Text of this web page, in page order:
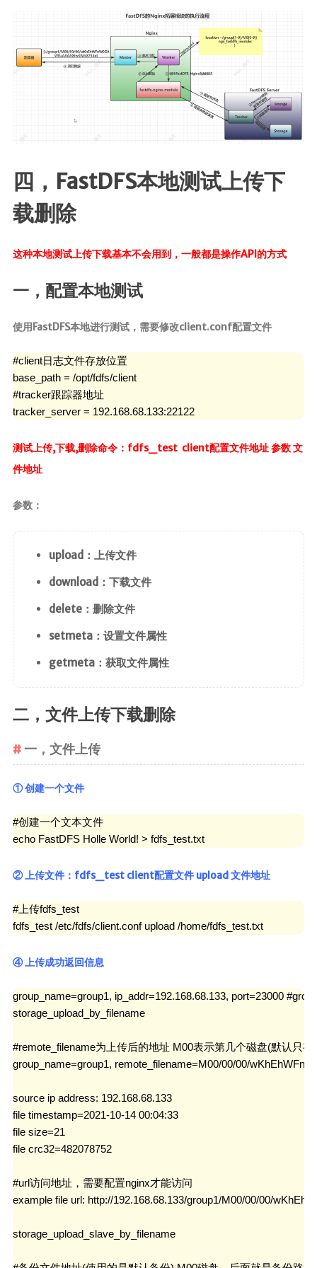
四，FastDFS本地测试上传下
载删除
这种本地测试上传下载基本不会用到，一般都是操作API的方式
一，配置本地测试
使用FastDFS本地进行测试，需要修改client.conf配置文件
#client日志文件存放位置
base_path = /opt/fdfs/client
#tracker跟踪器地址
tracker_server = 192.168.68.133:22122
测试上传,下载,删除命令：fdfs_test client配置文件地址 参数 文
件地址
参数：
upload：上传文件
download：下载文件
delete：删除文件
setmeta：设置文件属性
getmeta：获取文件属性
二，文件上传下载删除
一，文件上传
① 创建一个文件
#创建一个文本文件
echo FastDFS Holle World! > fdfs_test.txt
② 上传文件：fdfs_test client配置文件 upload 文件地址
#上传fdfs_test
fdfs_test /etc/fdfs/client.conf upload /home/fdfs_test.txt
④ 上传成功返回信息
group_name=group1, ip_addr=192.168.68.133, port=23000
storage_upload_by_filename
#remote_filename为上传后的地址 M00表示第几个磁盘(默认只
group_name=group1, remote_filename=M00/00/00/
source ip address: 192.168.68.133
file timestamp=2021-10-14 00:04:33
file size=21
file crc32=482078752
#url访问地址，需要配置nginx才能访问
example file url: http://192.168.68.133/group1/M00/00/00/
storage_upload_slave_by_filename